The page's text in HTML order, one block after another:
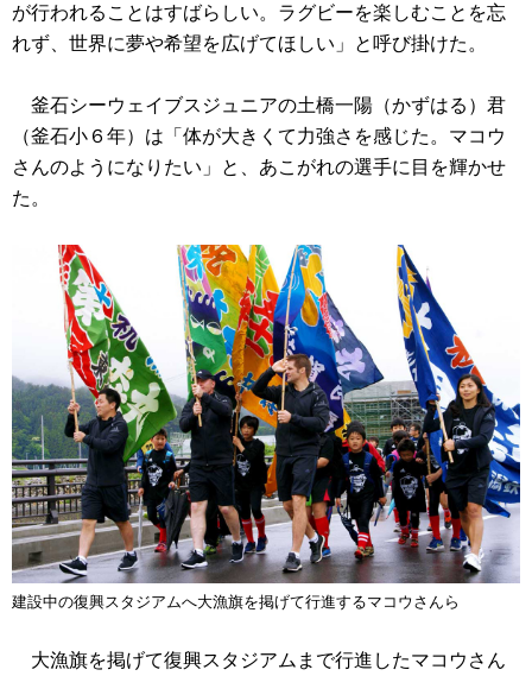
が行われることはすばらしい。ラグビーを楽しむことを忘
れず、世界に夢や希望を広げてほしい」と呼び掛けた。
釜石シーウェイブスジュニアの土橋一陽（かずはる）君
（釜石小６年）は「体が大きくて力強さを感じた。マコウ
さんのようになりたい」と、あこがれの選手に目を輝かせ
た。
建設中の復興スタジアムへ大漁旗を掲げて行進するマコウさんら
大漁旗を掲げて復興スタジアムまで行進したマコウさん